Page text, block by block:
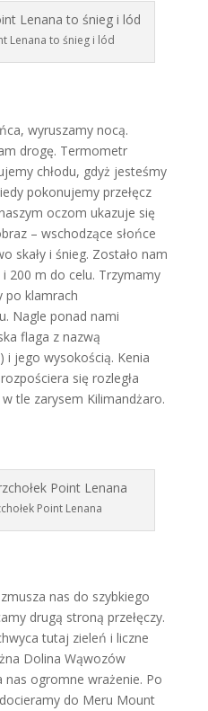
Lenana to śnieg i lód
wyruszamy nocą.
drogę. Termometr
chłodu, gdyż jesteśmy
pokonujemy przełęcz
oczom ukazuje się
– wschodzące słońce
skały i śnieg. Zostało nam
200 m do celu. Trzymamy
po klamrach
Nagle ponad nami
flaga z nazwą
i jego wysokością. Kenia
się rozległa
tle zarysem Kilimandżaro.
Point Lenana
nas do szybkiego
drugą stroną przełęczy.
tutaj zieleń i liczne
Dolina Wąwozów
nas ogromne wrażenie. Po
do Meru Mount